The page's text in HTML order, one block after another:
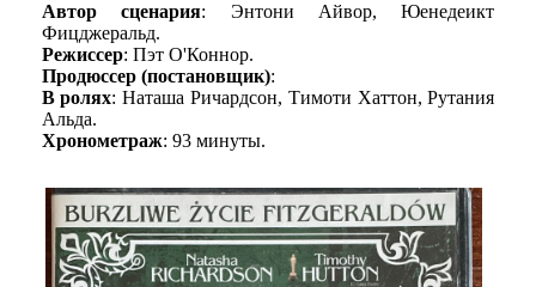
Автор сценария: Энтони Айвор, Юенедеикт
Фицджеральд.
Режиссер: Пэт О'Коннор.
Продюссер (постановщик):
В ролях: Наташа Ричардсон, Тимоти Хаттон, Рутания
Альда.
Хронометраж: 93 минуты.